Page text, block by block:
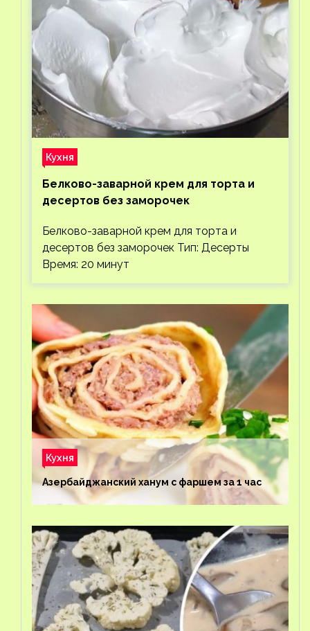
Кухня
Белково-заварной крем для торта и
десертов без заморочек
Белково-заварной крем для торта и
десертов без заморочек Тип: Десерты
Время: 20 минут
Кухня
Азербайджанский ханум с фаршем за 1 час